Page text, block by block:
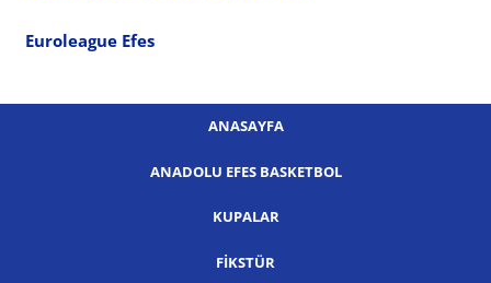
Euroleague Efes
ANASAYFA
ANADOLU EFES BASKETBOL
KUPALAR
FIKSTÜR